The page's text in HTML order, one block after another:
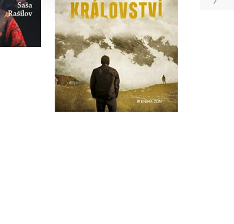
Do košíku
549 Kč
439 Kč